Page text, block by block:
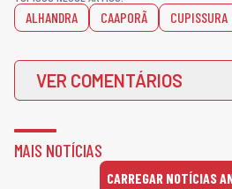
ALHANDRA CAAPORÃ CUPISSURA
VER COMENTÁRIOS
MAIS NOTÍCIAS
CARREGAR NOTÍCIAS